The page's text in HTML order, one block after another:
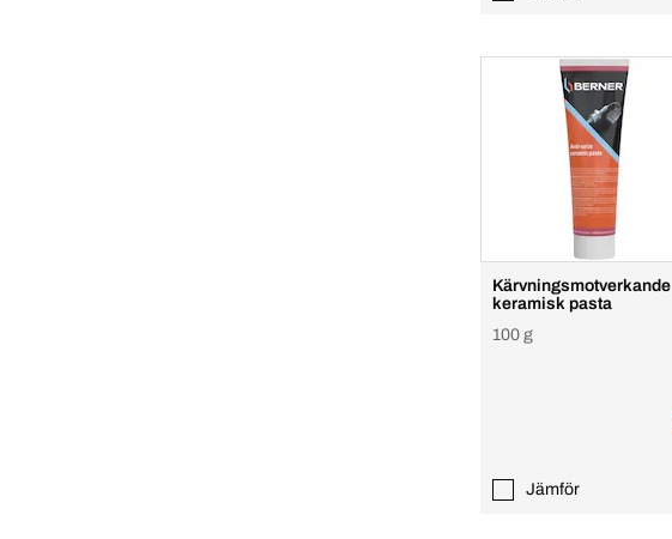
Kärvningsmotverkande
keramisk pasta
100 g
Jämför